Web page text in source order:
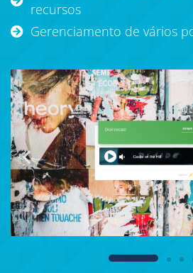
recursos
Gerenciamento de vários